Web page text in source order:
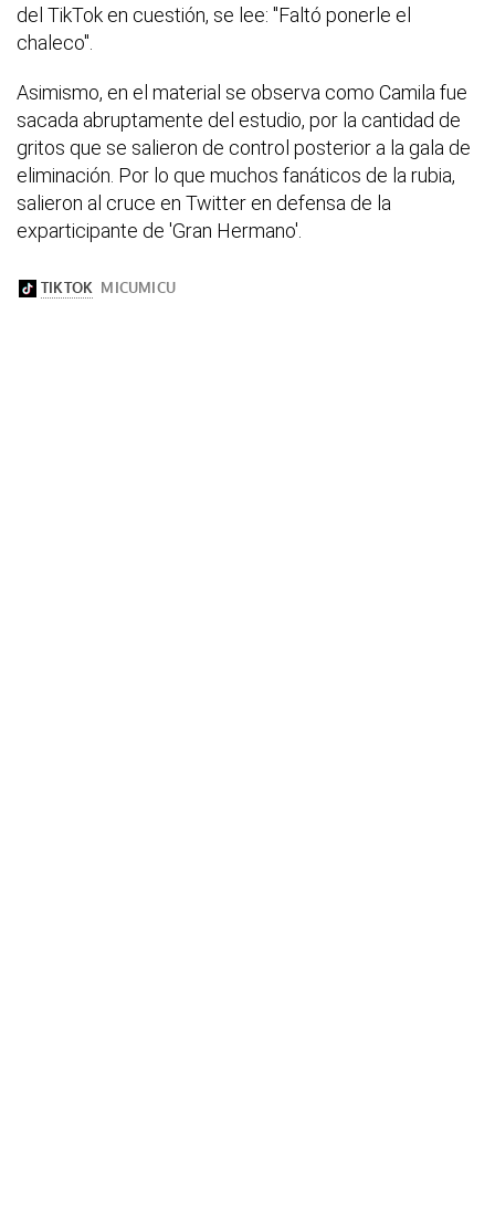
del TikTok en cuestión, se lee: "Faltó ponerle el
chaleco".
Asimismo, en el material se observa como Camila fue
sacada abruptamente del estudio, por la cantidad de
gritos que se salieron de control posterior a la gala de
eliminación. Por lo que muchos fanáticos de la rubia,
salieron al cruce en Twitter en defensa de la
exparticipante de 'Gran Hermano'.